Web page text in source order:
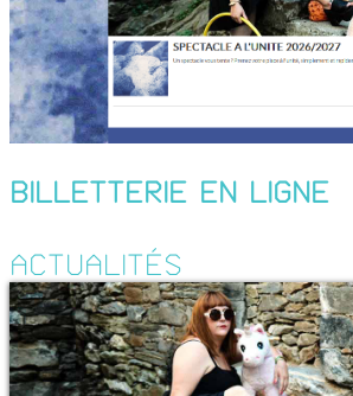
BILLETTERIE EN LIGNE
ACTUALITÉS